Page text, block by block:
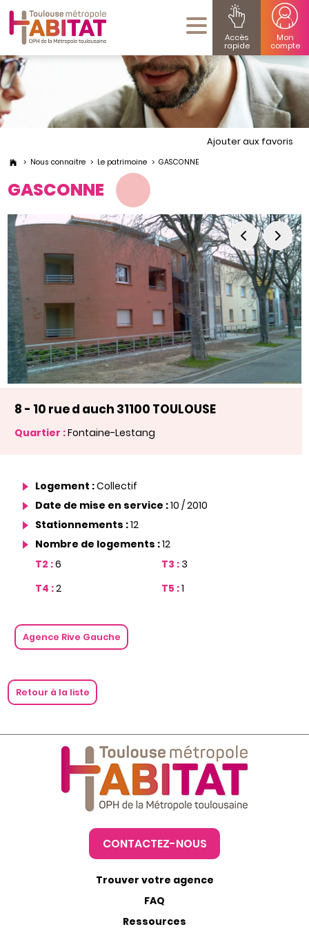
Accès
rapide
Mon
compte
Nous connaitre Le patrimoine GASCONNE
Ajouter aux favoris
GASCONNE
8 - 10 rue d auch 31100 TOULOUSE
Quartier :Fontaine-Lestang
Logement :Collectif
Date de mise en service :10 / 2010
Stationnements :12
Nombre de logements :12
T2 :6 T3 : 3
T4 :2 T5 :1
Agence Rive Gauche
Retour à la liste
CONTACTEZ-NOUS
Trouver votre agence
FAQ
Ressources